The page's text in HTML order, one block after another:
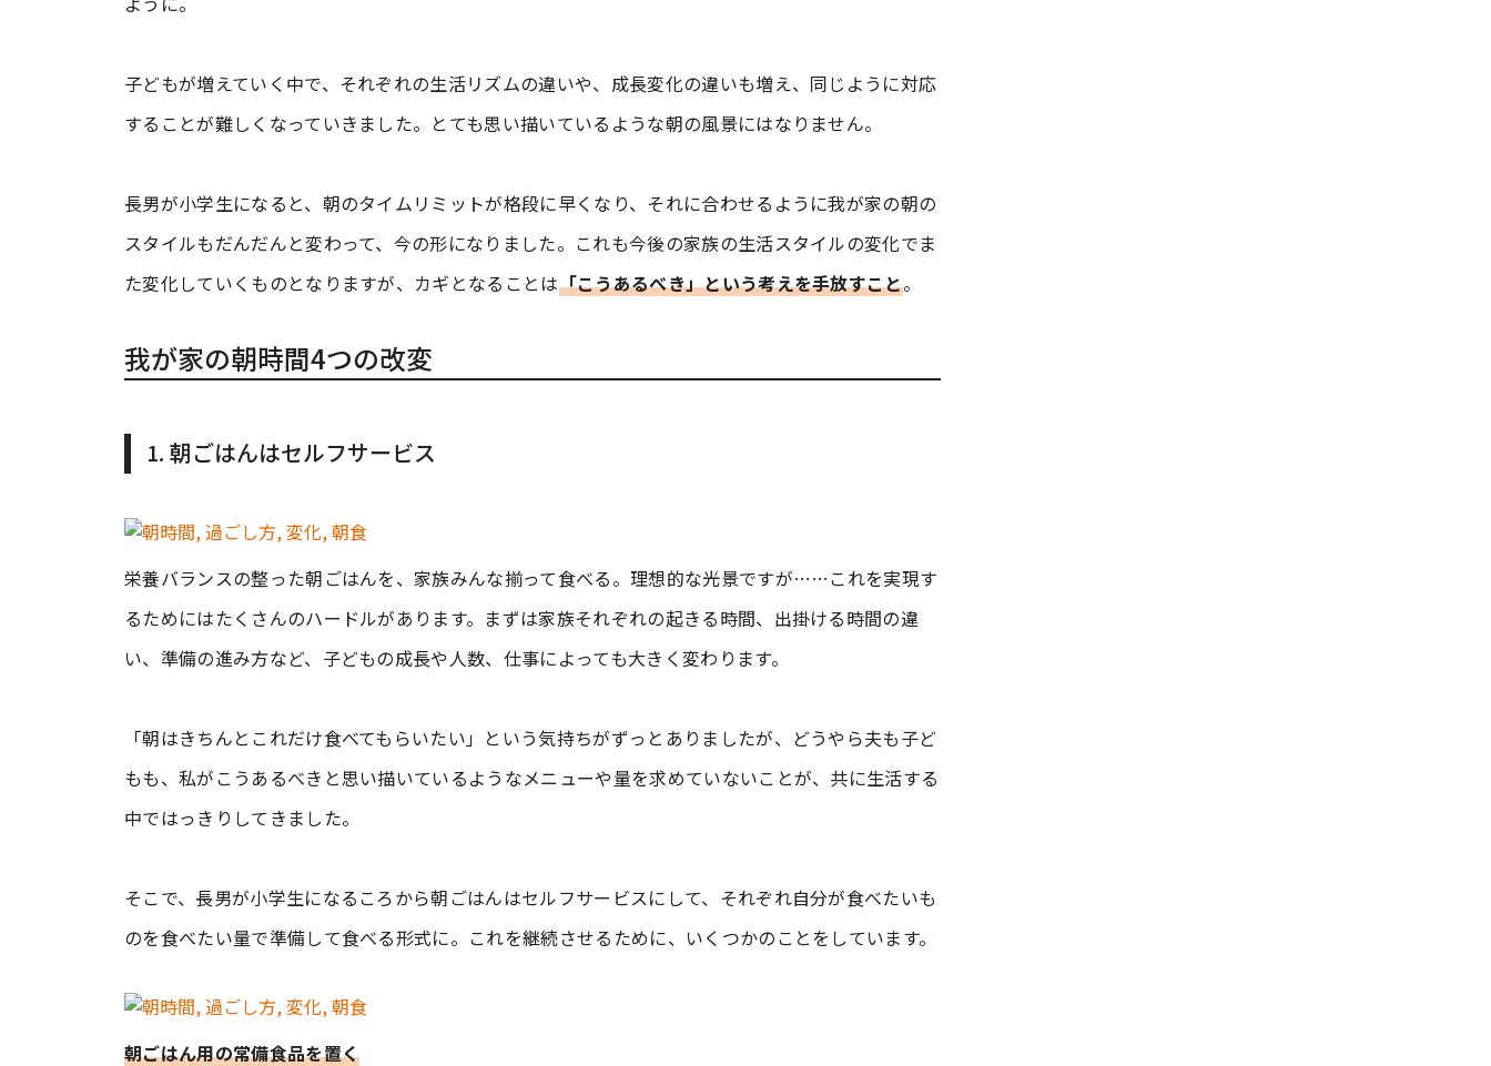
子どもが増えていく中で、それぞれの生活リズムの違いや、成長変化の違いも増え、同じように対応
することが難しくなっていきました。とても思い描いているような朝の風景にはなりません。
長男が小学生になると、朝のタイムリミットが格段に早くなり、それに合わせるように我が家の朝の
スタイルもだんだんと変わって、今の形になりました。これも今後の家族の生活スタイルの変化でま
た変化していくものとなりますが、カギとなることは「こうあるべき」という考えを手放すこと。
我が家の朝時間4つの改変
1. 朝ごはんはセルフサービス
栄養バランスの整った朝ごはんを、家族みんな揃って食べる。理想的な光景ですが……これを実現す
るためにはたくさんのハードルがあります。まずは家族それぞれの起きる時間、出掛ける時間の違
い、準備の進み方など、子どもの成長や人数、仕事によっても大きく変わります。
「朝はきちんとこれだけ食べてもらいたい」という気持ちがずっとありましたが、どうやら夫も子ど
もも、私がこうあるべきと思い描いているようなメニューや量を求めていないことが、共に生活する
中ではっきりしてきました。
そこで、長男が小学生になるころから朝ごはんはセルフサービスにして、それぞれ自分が食べたいも
のを食べたい量で準備して食べる形式に。これを継続させるために、いくつかのことをしています。
朝ごはん用の常備食品を置く